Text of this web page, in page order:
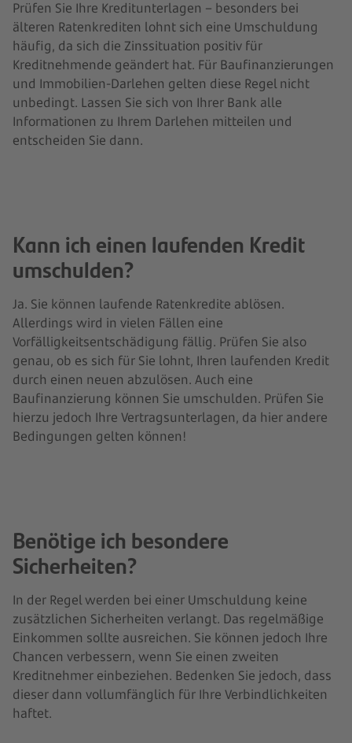
Prüfen Sie Ihre Kreditunterlagen – besonders bei
älteren Ratenkrediten lohnt sich eine Umschuldung
häufig, da sich die Zinssituation positiv für
Kreditnehmende geändert hat. Für Baufinanzierungen
und Immobilien-Darlehen gelten diese Regel nicht
unbedingt. Lassen Sie sich von Ihrer Bank alle
Informationen zu Ihrem Darlehen mitteilen und
entscheiden Sie dann.
Kann ich einen laufenden Kredit
umschulden?
Ja. Sie können laufende Ratenkredite ablösen.
Allerdings wird in vielen Fällen eine
Vorfälligkeitsentschädigung fällig. Prüfen Sie also
genau, ob es sich für Sie lohnt, Ihren laufenden Kredit
durch einen neuen abzulösen. Auch eine
Baufinanzierung können Sie umschulden. Prüfen Sie
hierzu jedoch Ihre Vertragsunterlagen, da hier andere
Bedingungen gelten können!
Benötige ich besondere
Sicherheiten?
In der Regel werden bei einer Umschuldung keine
zusätzlichen Sicherheiten verlangt. Das regelmäßige
Einkommen sollte ausreichen. Sie können jedoch Ihre
Chancen verbessern, wenn Sie einen zweiten
Kreditnehmer einbeziehen. Bedenken Sie jedoch, dass
dieser dann vollumfänglich für Ihre Verbindlichkeiten
haftet.